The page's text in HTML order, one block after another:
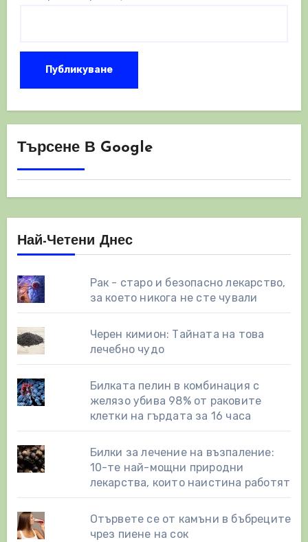
Търсене В Google
Най-Четени Днес
Рак - старо и безопасно лекарство,
за което никога не сте чували
Черен кимион: Тайната на това
лечебно чудо
Билката пелин в комбинация с
желязо убива 98% от раковите
клетки на гърдата за 16 часа
Билки за лечение на възпаление:
10-те най-мощни природни
лекарства, които наистина работят
Отървете се от камъни в бъбреците
чрез пиене на сок